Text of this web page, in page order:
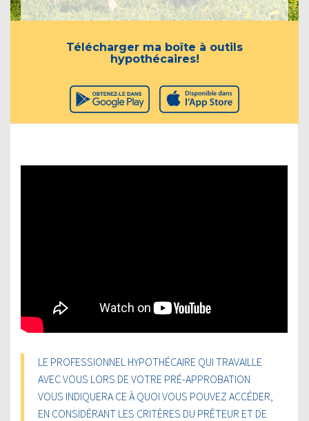
Télécharger ma boîte à outils
hypothécaires!
LE PROFESSIONNEL HYPOTHÉCAIRE QUI TRAVAILLE
AVEC VOUS LORS DE VOTRE PRÉ-APPROBATION
VOUS INDIQUERA CE À QUOI VOUS POUVEZ ACCÉDER,
EN CONSIDÉRANT LES CRITÈRES DU PRÊTEUR ET DE